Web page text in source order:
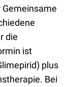
Gemeinsame
die
ist
plus
Bei